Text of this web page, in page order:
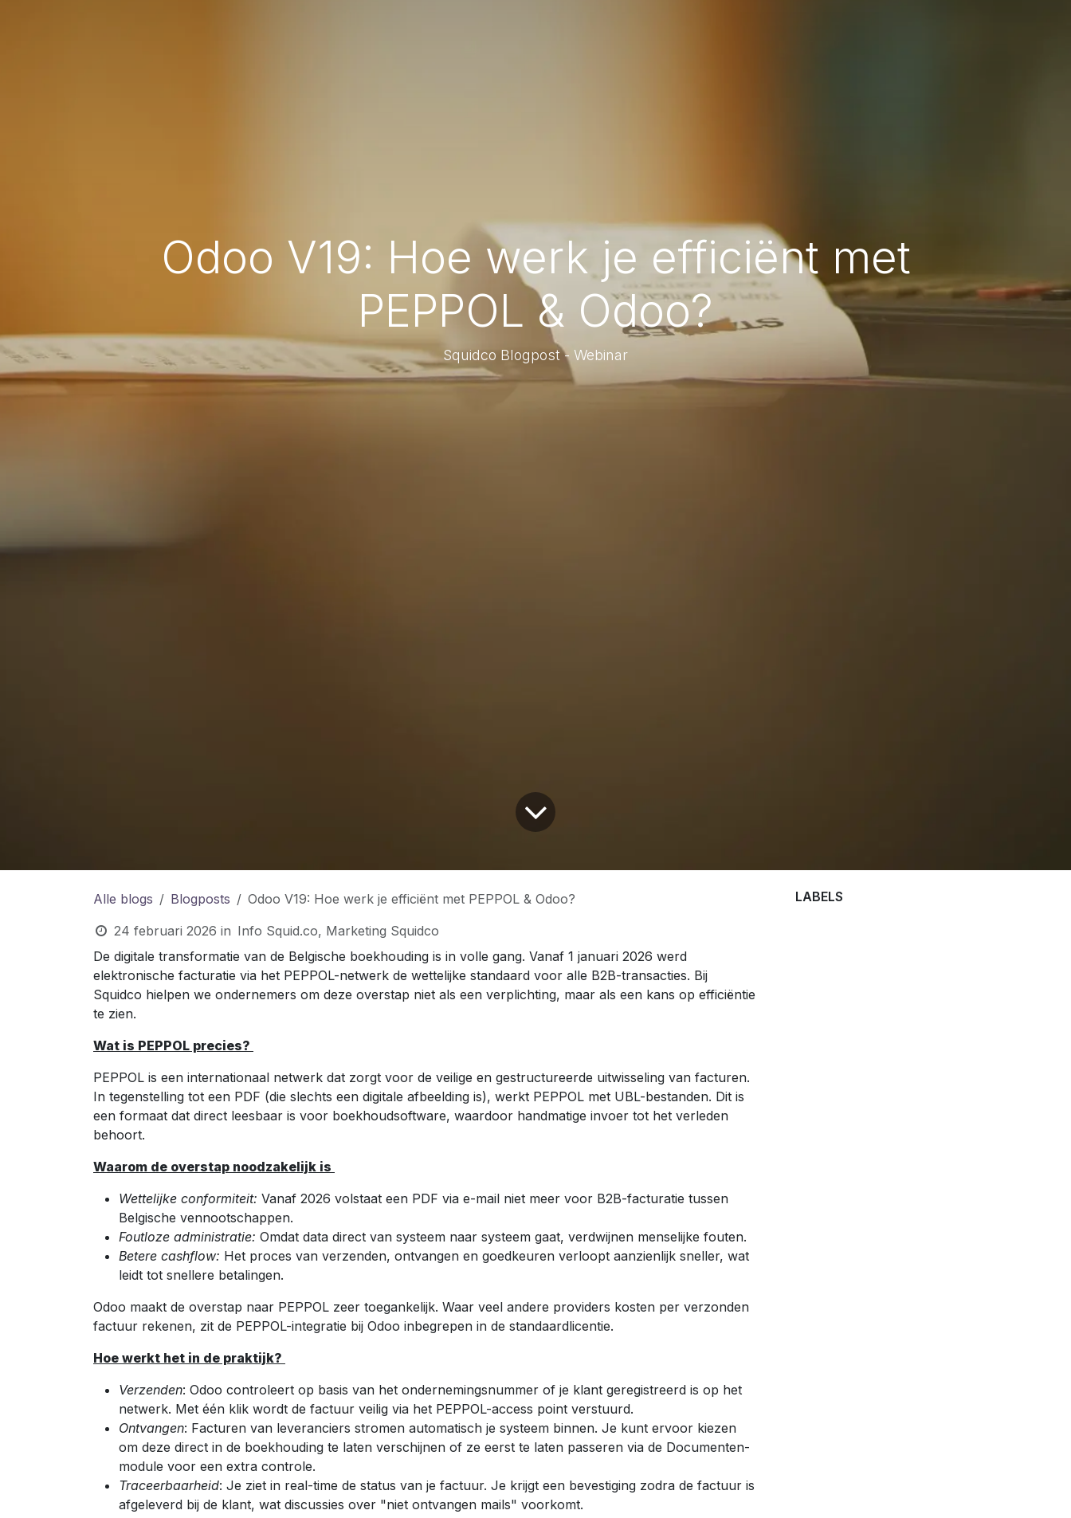
Odoo V19: Hoe werk je efficiënt met
PEPPOL & Odoo?
Squidco Blogpost - Webinar
Alle blogs Blogposts
Odoo V19: Hoe werk je efficiënt met PEPPOL & Odoo?
24 februari 2026 in Info Squid.co, Marketing Squidco
De digitale transformatie van de Belgische boekhouding is in volle gang. Vanaf 1 januari 2026 werd
elektronische facturatie via het PEPPOL-netwerk de wettelijke standaard voor alle B2B-transacties. Bij
Squidco hielpen we ondernemers om deze overstap niet als een verplichting, maar als een kans op efficiëntie
te zien.
Wat is PEPPOL precies?
PEPPOL is een internationaal netwerk dat zorgt voor de veilige en gestructureerde uitwisseling van facturen.
In tegenstelling tot een PDF (die slechts een digitale afbeelding is), werkt PEPPOL met UBL-bestanden. Dit is
een formaat dat direct leesbaar is voor boekhoudsoftware, waardoor handmatige invoer tot het verleden
behoort.
Waarom de overstap noodzakelijk is
Wettelijke conformiteit: Vanaf 2026 volstaat een PDF via e-mail niet meer voor B2B-facturatie tussen
Belgische vennootschappen.
Foutloze administratie: Omdat data direct van systeem naar systeem gaat, verdwijnen menselijke fouten.
Betere cashflow: Het proces van verzenden, ontvangen en goedkeuren verloopt aanzienlijk sneller, wat
leidt tot snellere betalingen.
Odoo maakt de overstap naar PEPPOL zeer toegankelijk. Waar veel andere providers kosten per verzonden
factuur rekenen, zit de PEPPOL-integratie bij Odoo inbegrepen in de standaardlicentie.
Hoe werkt het in de praktijk?
Verzenden: Odoo controleert op basis van het ondernemingsnummer of je klant geregistreerd is op het
netwerk. Met één klik wordt de factuur veilig via het PEPPOL-access point verstuurd.
Ontvangen: Facturen van leveranciers stromen automatisch je systeem binnen. Je kunt ervoor kiezen
om deze direct in de boekhouding te laten verschijnen of ze eerst te laten passeren via de Documenten-
module voor een extra controle.
Traceerbaarheid: Je ziet in real-time de status van je factuur. Je krijgt een bevestiging zodra de factuur is
afgeleverd bij de klant, wat discussies over "niet ontvangen mails" voorkomt.
LABELS